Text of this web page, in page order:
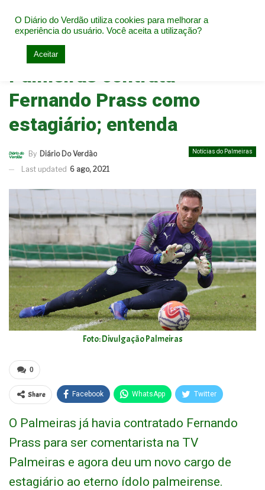
Home Notícias do Palmeiras
Palmeiras contrata
Fernando Prass como
estagiário; entenda
Notícias do Palmeiras
By Diário Do Verdão
Last updated 6 ago, 2021
Foto: Divulgação Palmeiras
0
Share Facebook WhatsApp Twitter
O Palmeiras já havia contratado Fernando
Prass para ser comentarista na TV
Palmeiras e agora deu um novo cargo de
estagiário ao eterno ídolo palmeirense.
O Diário do Verdão utiliza cookies para melhorar a
experiência do usuário. Você aceita a utilização?
Aceitar